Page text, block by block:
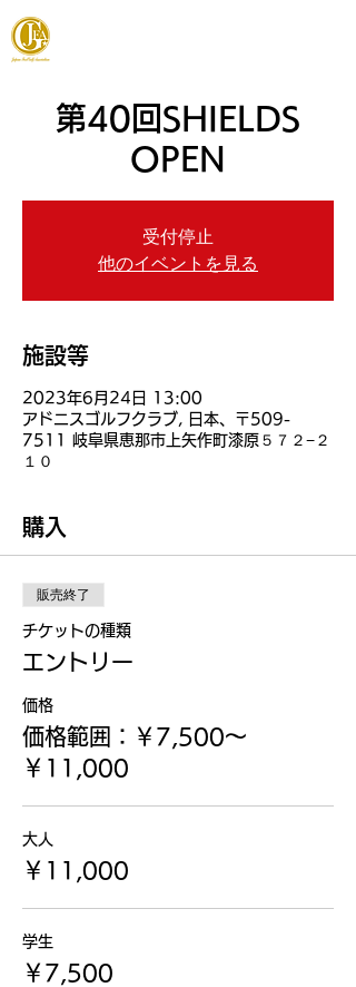
第40回SHIELDS
OPEN
受付停止
他のイベントを見る
施設等
2023年6月24日 13:00
アドニスゴルフクラブ, 日本、〒509-
7511 岐阜県恵那市上矢作町漆原５７２−２
１０
購入
販売終了
チケットの種類
エントリー
価格
価格範囲：￥7,500〜
￥11,000
大人
￥11,000
学生
￥7,500